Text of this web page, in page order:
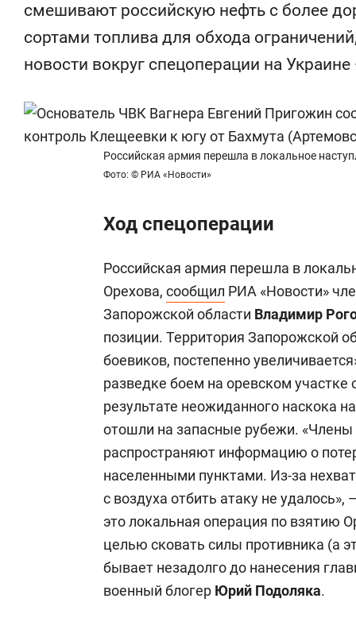
смешивают российскую нефть с более
сортами топлива для обхода
новости вокруг спецоперации на
Российская армия перешла в локальное
Фото: © РИА «Новости»
Ход спецоперации
Российская армия перешла в
Орехова, сообщил РИА «Новости»
Запорожской области Владимир
позиции. Территория Запорожской
боевиков, постепенно
разведке боем на оревском
результате неожиданного наскока
отошли на запасные рубежи.
распространяют информацию о
населенными пунктами. Из-за
с воздуха отбить атаку не
это локальная операция по взятию
целью сковать силы противника (а
бывает незадолго до нанесения
военный блогер Юрий Подоляка.